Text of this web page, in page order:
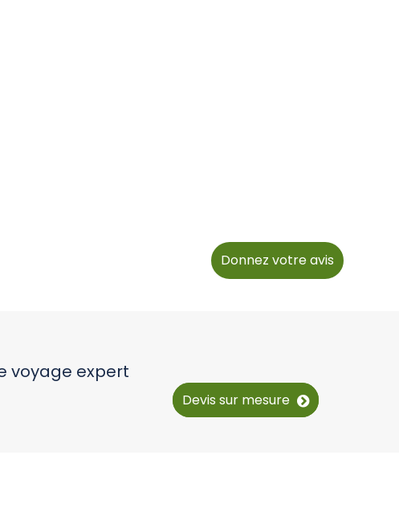
Donnez votre avis
voyage expert
Devis sur mesure